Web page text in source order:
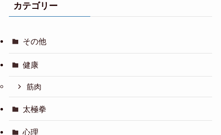
カテゴリー
その他
健康
筋肉
太極拳
心理